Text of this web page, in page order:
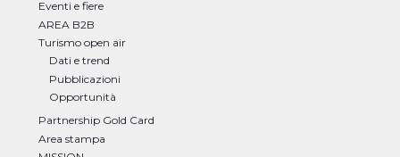
Eventi e fiere
AREA B2B
Turismo open air
Dati e trend
Pubblicazioni
Opportunità
Partnership Gold Card
Area stampa